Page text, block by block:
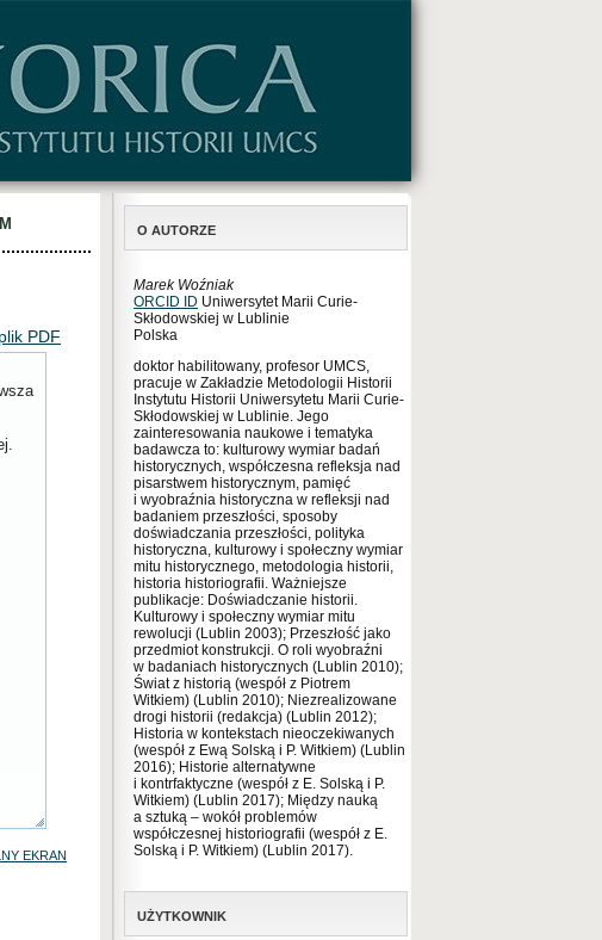
O AUTORZE
Marek Woźniak
ORCID ID Uniwersytet Marii Curie-
Skłodowskiej w Lublinie
Polska
doktor habilitowany, profesor UMCS,
pracuje w Zakładzie Metodologii Historii
Instytutu Historii Uniwersytetu Marii Curie-
Skłodowskiej w Lublinie. Jego
zainteresowania naukowe i tematyka
badawcza to: kulturowy wymiar badań
historycznych, współczesna refleksja nad
pisarstwem historycznym, pamięć
i wyobraźnia historyczna w refleksji nad
badaniem przeszłości, sposoby
doświadczania przeszłości, polityka
historyczna, kulturowy i społeczny wymiar
mitu historycznego, metodologia historii,
historia historiografii. Ważniejsze
publikacje: Doświadczanie historii.
Kulturowy i społeczny wymiar mitu
rewolucji (Lublin 2003); Przeszłość jako
przedmiot konstrukcji. O roli wyobraźni
w badaniach historycznych (Lublin 2010);
Świat z historią (wespół z Piotrem
Witkiem) (Lublin 2010); Niezrealizowane
drogi historii (redakcja) (Lublin 2012);
Historia w kontekstach nieoczekiwanych
(wespół z Ewą Solską i P. Witkiem) (Lublin
2016); Historie alternatywne
i kontrfaktyczne (wespół z E. Solską i P.
Witkiem) (Lublin 2017); Między nauką
a sztuką – wokół problemów
współczesnej historiografii (wespół z E.
Solską i P. Witkiem) (Lublin 2017).
UŻYTKOWNIK
PDF
EKRAN